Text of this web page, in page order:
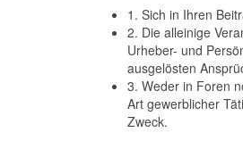
1. Sich in Ihren
2. Die alleinige
Urheber- und
ausgelösten
3. Weder in Foren
Art gewerblicher
Zweck.